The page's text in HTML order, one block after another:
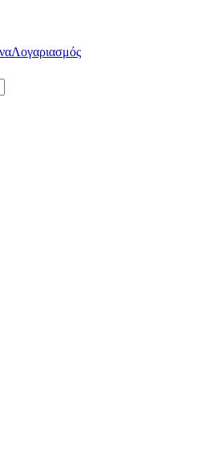
Λογαριασμός